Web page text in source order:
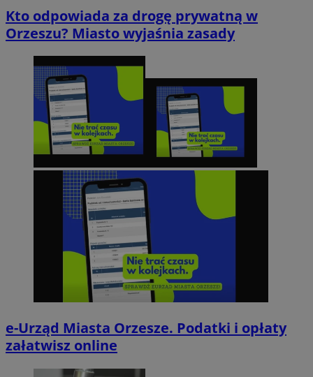
Kto odpowiada za drogę prywatną w
Orzeszu? Miasto wyjaśnia zasady
e-Urząd Miasta Orzesze. Podatki i opłaty
załatwisz online